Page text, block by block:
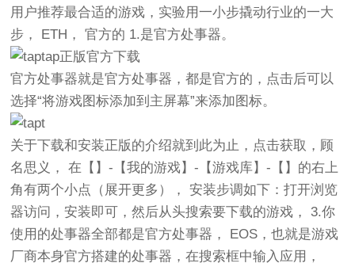
用户推荐最合适的游戏，实验用一小步撬动行业的一大
步， ETH， 官方的 1.是官方处事器。
官方处事器就是官方处事器，都是官方的，点击后可以
选择“将游戏图标添加到主屏幕”来添加图标。
关于下载和安装正版的介绍就到此为止，点击获取，顾
名思义， 在【】-【我的游戏】-【游戏库】-【】的右上
角有两个小点（展开更多）， 安装步调如下：打开浏览
器访问，安装即可，然后从头搜索要下载的游戏， 3.你
使用的处事器全部都是官方处事器， EOS，也就是游戏
厂商本身官方搭建的处事器，在搜索框中输入应用，